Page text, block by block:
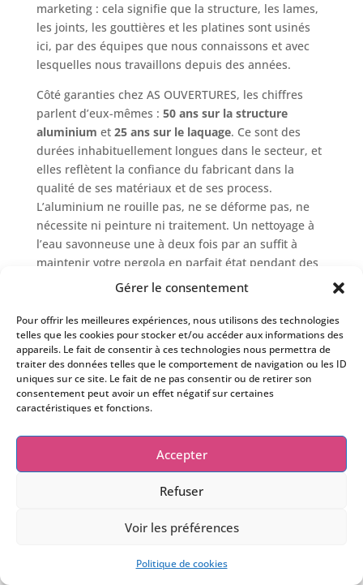
Gérer le consentement
Pour offrir les meilleures expériences, nous utilisons des technologies
telles que les cookies pour stocker et/ou accéder aux informations des
appareils. Le fait de consentir à ces technologies nous permettra de
traiter des données telles que le comportement de navigation ou les ID
uniques sur ce site. Le fait de ne pas consentir ou de retirer son
consentement peut avoir un effet négatif sur certaines
caractéristiques et fonctions.
Accepter
Refuser
Voir les préférences
Politique de cookies
marketing : cela signifie que la structure, les lames,
les joints, les gouttières et les platines sont usinés
ici, par des équipes que nous connaissons et avec
lesquelles nous travaillons depuis des années.
Côté garanties chez AS OUVERTURES, les chiffres
parlent d’eux-mêmes : 50 ans sur la structure
aluminium et 25 ans sur le laquage. Ce sont des
durées inhabituellement longues dans le secteur, et
elles reflètent la confiance du fabricant dans la
qualité de ses matériaux et de ses process.
L’aluminium ne rouille pas, ne se déforme pas, ne
nécessite ni peinture ni traitement. Un nettoyage à
l’eau savonneuse une à deux fois par an suffit à
maintenir votre pergola en parfait état pendant des
nos propres équipes. Pas de sous-traitant, pas
d’intérimaire : les poseurs qui viennent chez vous
sont salariés d’AS Ouvertures. C’est notre façon de
garantir la qualité du chantier de A à Z.
projet de pergola
bioclimatique ?